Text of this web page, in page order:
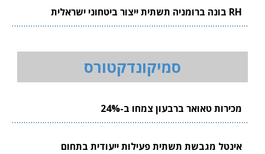
RH בונה ברומניה תשתית ייצור ביטחוני ישראלית
סמיקונדקטורס
מכירות טאואר ברבעון צמחו ב-24%
אינטל מגבשת תשתית פעילות ייעודית בתחום